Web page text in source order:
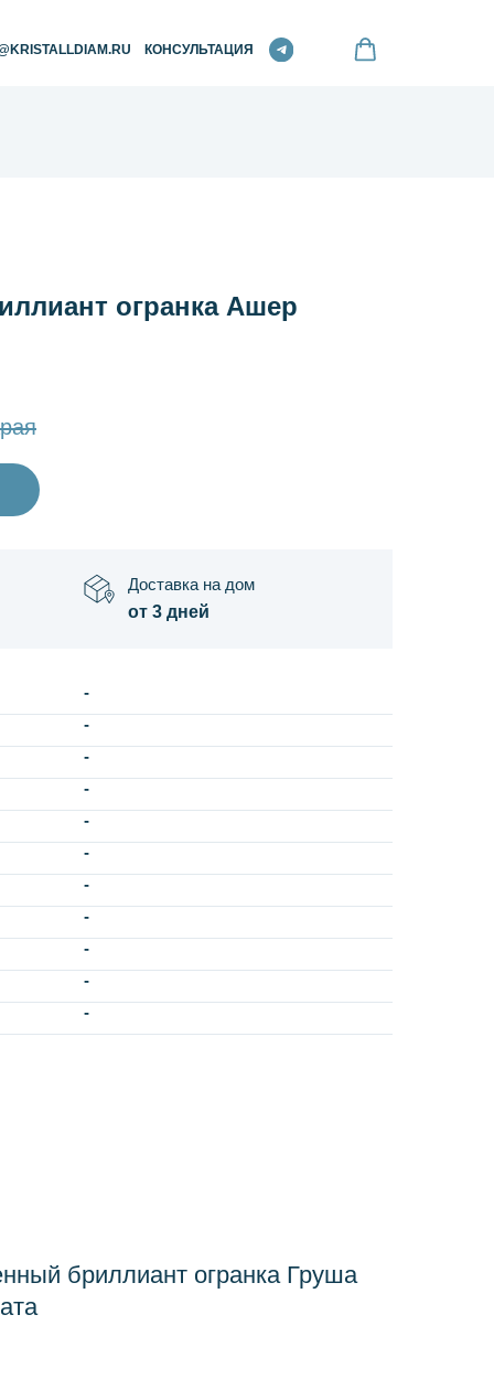
КОНСУЛЬТАЦИЯ
от 3 дней
Доставка на дом
огранка Ашер
-
-
-
-
-
-
-
-
-
-
-
бриллиант огранка Груша